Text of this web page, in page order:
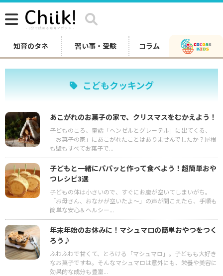
知育のタネ 習い事・受験 コラム
こどもクッキング
あこがれのお菓子の家で、クリスマスをむかえよう！
子どものころ、童話「ヘンゼルとグレーテル」に出てくる、
「お菓子の家」にあこがれたことはありませんでしたか？屋根
も壁もすべてお菓子で...
子どもと一緒にパパッと作って食べよう！超簡単おや
つレシピ3選
子どもの体は小さいので、すぐにお腹が空いてしまいがち。
「お母さん、おなかが空いたよ～」の声が聞こえたら、手順も
簡単な安心＆ヘルシー...
年末年始のお休みに！マシュマロの簡単おやつをつく
ろう♪
ふわふわで甘くて、とろける「マシュマロ」。子どもも大好き
なお菓子ですね。そんなマシュマロは意外にも、栄養や美容に
効果的な成分も豊富...